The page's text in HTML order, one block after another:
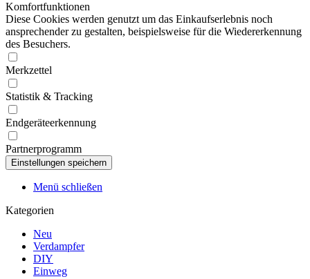
Komfortfunktionen
Diese Cookies werden genutzt um das Einkaufserlebnis noch
ansprechender zu gestalten, beispielsweise für die Wiedererkennung
des Besuchers.
Merkzettel
Statistik & Tracking
Endgeräteerkennung
Partnerprogramm
Menü schließen
Kategorien
Neu
Verdampfer
DIY
Einweg